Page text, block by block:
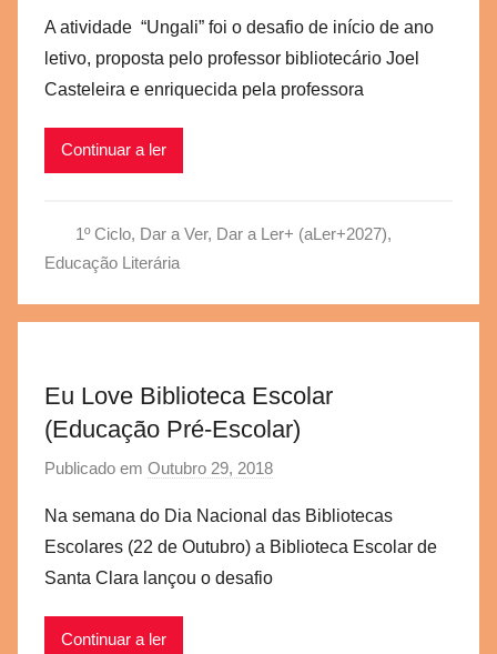
r
a
e
c
A atividade “Ungali” foi o desafio de início de ano
letivo, proposta pelo professor bibliotecário Joel
Casteleira e enriquecida pela professora
Continuar a ler
1º Ciclo, Dar a Ver, Dar a Ler+ (aLer+2027),
Educação Literária
Eu Love Biblioteca Escolar
(Educação Pré-Escolar)
Publicado em Outubro 29, 2018
r
a
Na semana do Dia Nacional das Bibliotecas
Escolares (22 de Outubro) a Biblioteca Escolar de
Santa Clara lançou o desafio
Continuar a ler